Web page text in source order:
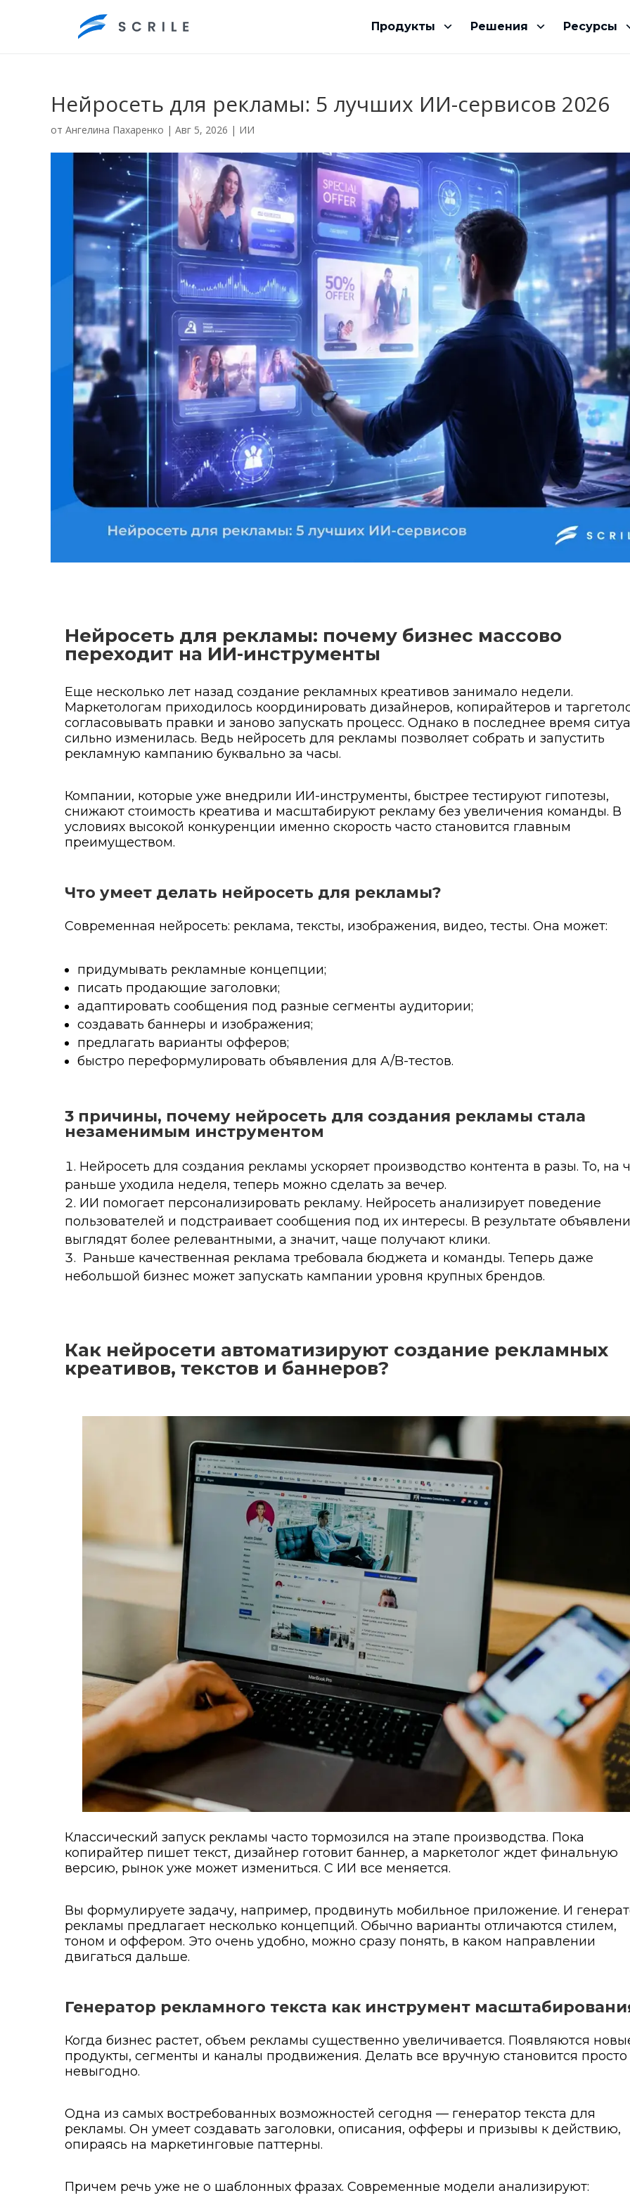
Продукты Решения Ресурсы
Нейросеть для рекламы: 5 лучших ИИ-сервисов 2026
от Ангелина Пахаренко | Авг 5, 2026 | ИИ
Нейросеть для рекламы: почему бизнес массово
переходит на ИИ-инструменты
Еще несколько лет назад создание рекламных креативов занимало недели.
Маркетологам приходилось координировать дизайнеров, копирайтеров и
согласовывать правки и заново запускать процесс. Однако в последнее время
сильно изменилась. Ведь нейросеть для рекламы позволяет собрать и запустить
рекламную кампанию буквально за часы.
Компании, которые уже внедрили ИИ-инструменты, быстрее тестируют гипотезы,
снижают стоимость креатива и масштабируют рекламу без увеличения команды. В
условиях высокой конкуренции именно скорость часто становится главным
преимуществом.
Что умеет делать нейросеть для рекламы?
Современная нейросеть: реклама, тексты, изображения, видео, тесты. Она может:
придумывать рекламные концепции;
писать продающие заголовки;
адаптировать сообщения под разные сегменты аудитории;
создавать баннеры и изображения;
предлагать варианты офферов;
быстро переформулировать объявления для A/B-тестов.
3 причины, почему нейросеть для создания рекламы стала
незаменимым инструментом
Нейросеть для создания рекламы ускоряет производство контента в разы. То, на
раньше уходила неделя, теперь можно сделать за вечер.
ИИ помогает персонализировать рекламу. Нейросеть анализирует поведение
пользователей и подстраивает сообщения под их интересы. В результате
выглядят более релевантными, а значит, чаще получают клики.
Раньше качественная реклама требовала бюджета и команды. Теперь даже
небольшой бизнес может запускать кампании уровня крупных брендов.
Как нейросети автоматизируют создание рекламных
креативов, текстов и баннеров?
Классический запуск рекламы часто тормозился на этапе производства. Пока
копирайтер пишет текст, дизайнер готовит баннер, а маркетолог ждет финальную
версию, рынок уже может измениться. С ИИ все меняется.
Вы формулируете задачу, например, продвинуть мобильное приложение. И
рекламы предлагает несколько концепций. Обычно варианты отличаются стилем,
тоном и оффером. Это очень удобно, можно сразу понять, в каком направлении
двигаться дальше.
Генератор рекламного текста как инструмент
Когда бизнес растет, объем рекламы существенно увеличивается. Появляются
продукты, сегменты и каналы продвижения. Делать все вручную становится просто
невыгодно.
Одна из самых востребованных возможностей сегодня — генератор текста для
рекламы. Он умеет создавать заголовки, описания, офферы и призывы к действию,
опираясь на маркетинговые паттерны.
Причем речь уже не о шаблонных фразах. Современные модели анализируют: